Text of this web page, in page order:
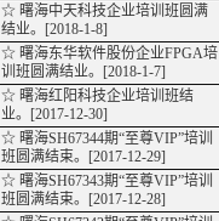
☆ 曙海中天科技企业培训班圆满
结业。[2018-1-8]
☆ 曙海东华软件股份企业FPGA培
训班圆满结业。[2018-1-7]
☆ 曙海红阳科技企业培训班结
业。[2017-12-30]
☆ 曙海SH67344期“至尊VIP”培训
班圆满结束。[2017-12-29]
☆ 曙海SH67343期“至尊VIP”培训
班圆满结束。[2017-12-28]